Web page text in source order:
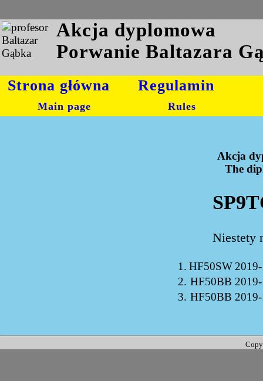
Akcja dyplomowa
Porwanie Baltazara
Strona główna
Main page
Regulamin
Rules
Akcja
The
Niestety
1. HF50SW
2. HF50BB
3. HF50BB